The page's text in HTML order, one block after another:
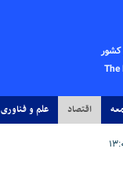
کشور
The
اقتصاد علم و فناوری